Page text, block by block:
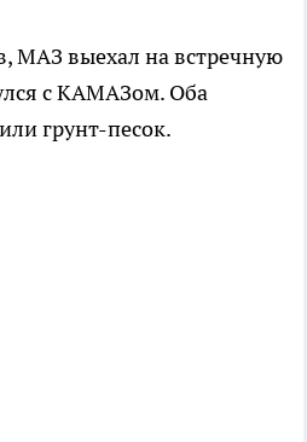
МАЗ выехал на встречную
с КАМАЗом. Оба
грунт-песок.